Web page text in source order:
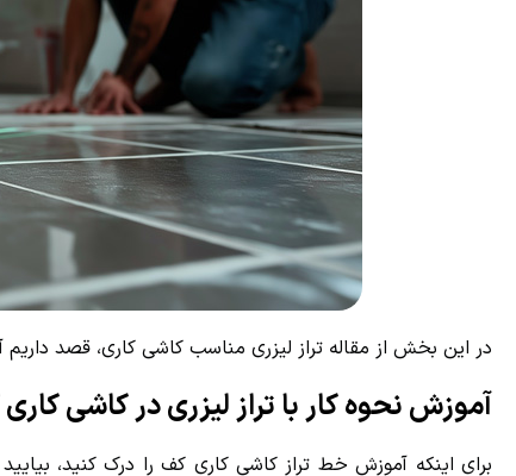
در این بخش از مقاله تراز لیزری مناسب کاشی کاری، قصد
آموزش نحوه کار با تراز لیزری در کاشی